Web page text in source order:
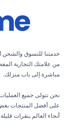
خدمتنا للتسوق والشحن
من علامتك التجارية
مباشرة إلى باب منزلك.
نحن نتولى جميع
على أفضل المنتجات
أنحاء العالم بنقرات